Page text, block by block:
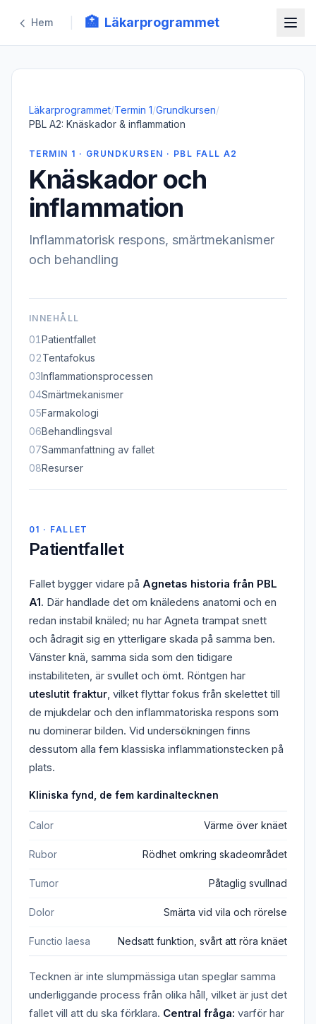
Hem 🏥 Läkarprogrammet
Läkarprogrammet/Termin 1/Grundkursen/
PBL A2: Knäskador & inflammation
TERMIN 1 · GRUNDKURSEN · PBL FALL A2
Knäskador och
inflammation
Inflammatorisk respons, smärtmekanismer
och behandling
INNEHÅLL
01 Patientfallet
02Tentafokus
03Inflammationsprocessen
04Smärtmekanismer
05Farmakologi
06Behandlingsval
07Sammanfattning av fallet
08Resurser
01 · FALLET
Patientfallet
Fallet bygger vidare på Agnetas historia från PBL
A1. Där handlade det om knäledens anatomi och en
redan instabil knäled; nu har Agneta trampat snett
och ådragit sig en ytterligare skada på samma ben.
Vänster knä, samma sida som den tidigare
instabiliteten, är svullet och ömt. Röntgen har
uteslutit fraktur, vilket flyttar fokus från skelettet till
de mjukdelar och den inflammatoriska respons som
nu dominerar bilden. Vid undersökningen finns
dessutom alla fem klassiska inflammationstecken på
plats.
Kliniska fynd, de fem kardinaltecknen
Calor Värme över knäet
Rubor Rödhet omkring skadeområdet
Tumor Påtaglig svullnad
Dolor Smärta vid vila och rörelse
Functio laesa Nedsatt funktion, svårt att röra knäet
Tecknen är inte slumpmässiga utan speglar samma
underliggande process från olika håll, vilket är just det
fallet vill att du ska förklara. Central fråga: varför har